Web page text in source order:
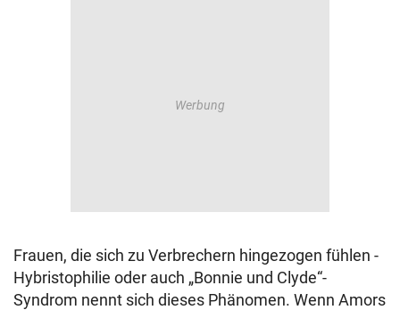
Frauen, die sich zu Verbrechern hingezogen fühlen -
Hybristophilie oder auch „Bonnie und Clyde“-
Syndrom nennt sich dieses Phänomen. Wenn Amors